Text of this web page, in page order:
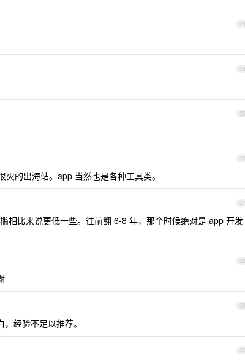
23
24
25
26
的出海站。app 当然也是各种工具类。
27
相比来说更低一些。往前翻 6-8 年，那个时候绝对是 app 开发
28
29
经验不足以推荐。
30